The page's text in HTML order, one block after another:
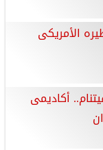
الأمريكى
أكاديمى